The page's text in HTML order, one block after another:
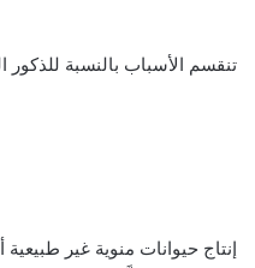
تنقسم الأسباب بالنسبة للذكور
إنتاج حيوانات منوية غير